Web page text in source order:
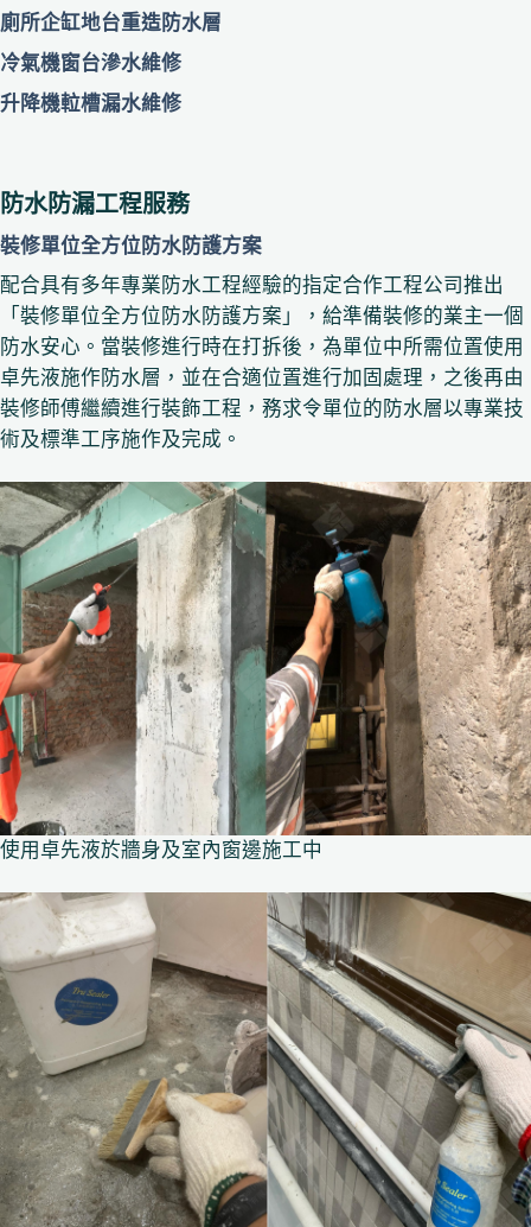
廁所企缸地台重造防水層
冷氣機窗台滲水維修
升降機𨋢槽漏水維修
防水防漏工程服務
裝修單位全方位防水防護方案
配合具有多年專業防水工程經驗的指定合作工程公司推出
「裝修單位全方位防水防護方案」，給準備裝修的業主一個
防水安心。當裝修進行時在打拆後，為單位中所需位置使用
卓先液施作防水層，並在合適位置進行加固處理，之後再由
裝修師傅繼續進行裝飾工程，務求令單位的防水層以專業技
術及標準工序施作及完成。
使用卓先液於牆身及室內窗邊施工中